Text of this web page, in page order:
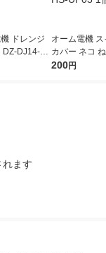
ドレンジ
DZ-DJ14-16
)
オーム電機
カバー ネコ
コ用 OHM
200円
ます